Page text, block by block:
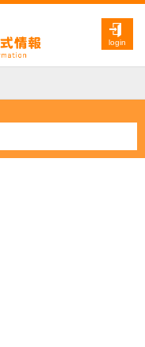
login